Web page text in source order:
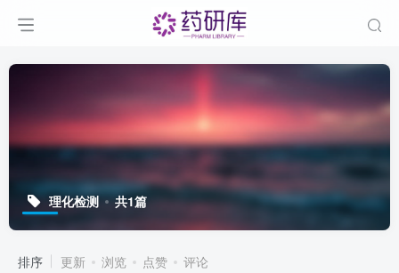
理化检测 共1篇
排序 更新 浏览 点赞 评论